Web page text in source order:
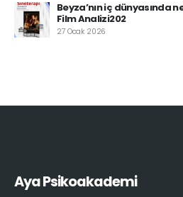
Beyza’nın iç dünyasında
Film Analizi202
27 Ocak 2026
Aya Psikoakademi